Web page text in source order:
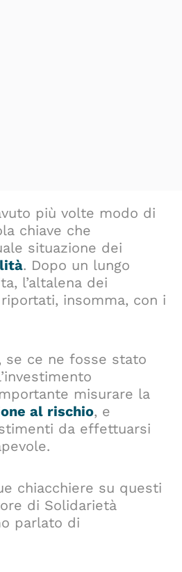
più volte modo di
chiave che
situazione dei
. Dopo un lungo
l’altalena dei
insomma, con i
se ce ne fosse stato
misurare la
al rischio, e
da effettuarsi
chiacchiere su questi
di Solidarietà
parlato di